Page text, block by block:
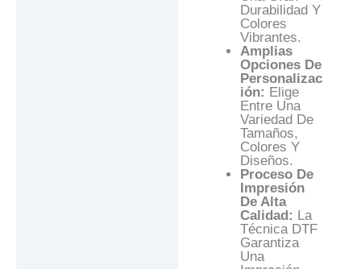
Durabilidad Y
Colores
Vibrantes.
Amplias
Opciones De
Personalizac
Ión: Elige
Entre Una
Variedad De
Tamaños,
Colores Y
Diseños.
Proceso De
Impresión
De Alta
Calidad: La
Técnica DTF
Garantiza
Una